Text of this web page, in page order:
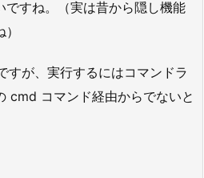
ですね。（実は昔から隠し機能
すが、実行するにはコマンドラ
cmd コマンド経由からでないと